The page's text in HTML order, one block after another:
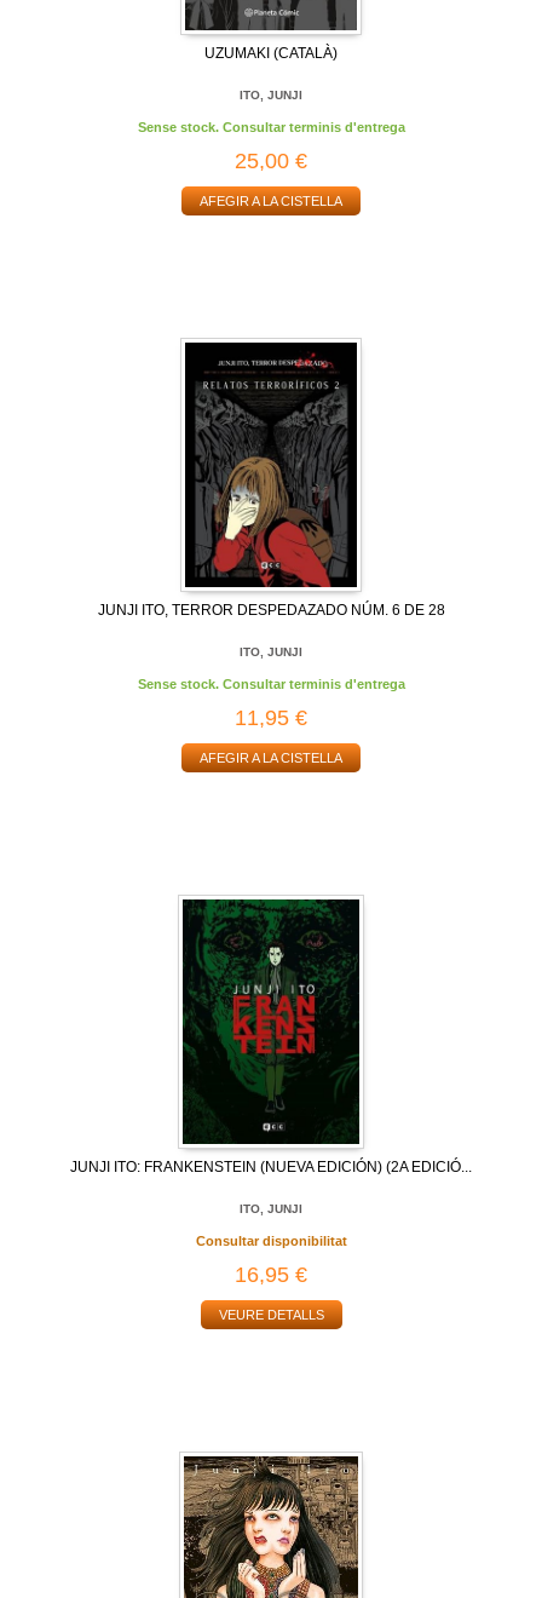
UZUMAKI (CATALÀ)
ITO, JUNJI
Sense stock. Consultar terminis d'entrega
25,00 €
AFEGIR A LA CISTELLA
JUNJI ITO, TERROR DESPEDAZADO NÚM. 6 DE 28
ITO, JUNJI
Sense stock. Consultar terminis d'entrega
11,95 €
AFEGIR A LA CISTELLA
JUNJI ITO: FRANKENSTEIN (NUEVA EDICIÓN) (2A EDICIÓ...
ITO, JUNJI
Consultar disponibilitat
16,95 €
VEURE DETALLS